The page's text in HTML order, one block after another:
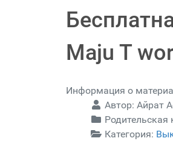
Maju T
Информация о
Автор: Айрат
Родительская
Категория: